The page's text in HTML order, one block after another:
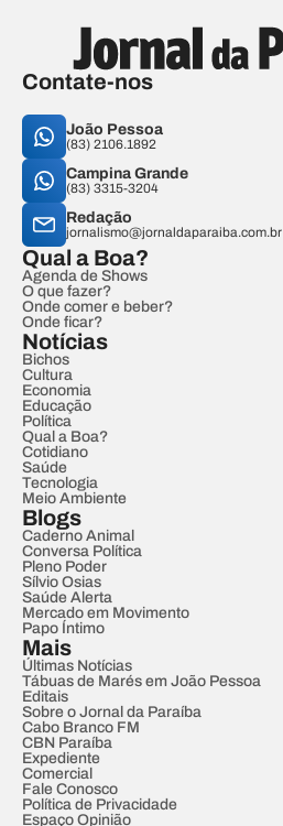
Contate-nos
João Pessoa
(83) 2106.1892
Campina Grande
(83) 3315-3204
Redação
jornalismo@jornaldaparaiba.com.br
Qual a Boa?
Agenda de Shows
O que fazer?
Onde comer e beber?
Onde ficar?
Notícias
Bichos
Cultura
Economia
Educação
Política
Qual a Boa?
Cotidiano
Saúde
Tecnologia
Meio Ambiente
Blogs
Caderno Animal
Conversa Política
Pleno Poder
Sílvio Osias
Saúde Alerta
Mercado em Movimento
Papo Íntimo
Mais
Últimas Notícias
Tábuas de Marés em João Pessoa
Editais
Sobre o Jornal da Paraíba
Cabo Branco FM
CBN Paraíba
Expediente
Comercial
Fale Conosco
Política de Privacidade
Espaço Opinião